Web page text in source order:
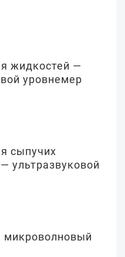
жидкостей —
уровнемер
сыпучих
ультразвуковой
микроволновый